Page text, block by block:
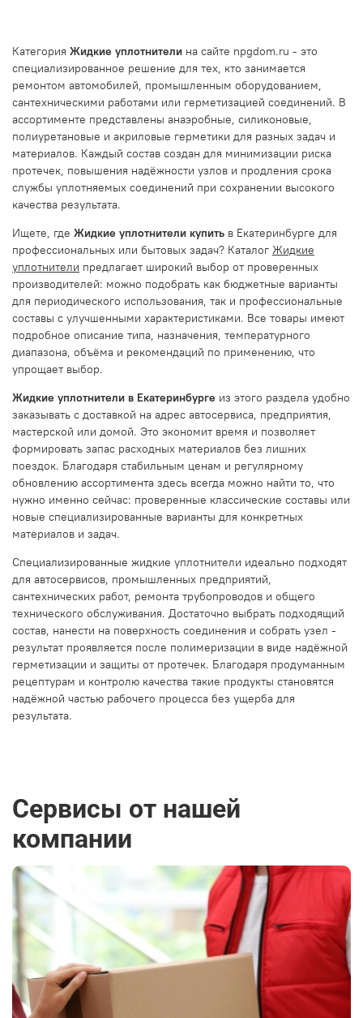
Категория Жидкие уплотнители на сайте npgdom.ru - это
специализированное решение для тех, кто занимается
ремонтом автомобилей, промышленным оборудованием,
сантехническими работами или герметизацией соединений. В
ассортименте представлены анаэробные, силиконовые,
полиуретановые и акриловые герметики для разных задач и
материалов. Каждый состав создан для минимизации риска
протечек, повышения надёжности узлов и продления срока
службы уплотняемых соединений при сохранении высокого
качества результата.
Ищете, где Жидкие уплотнители купить в Екатеринбурге для
профессиональных или бытовых задач? Каталог Жидкие
уплотнители предлагает широкий выбор от проверенных
производителей: можно подобрать как бюджетные варианты
для периодического использования, так и профессиональные
составы с улучшенными характеристиками. Все товары имеют
подробное описание типа, назначения, температурного
диапазона, объёма и рекомендаций по применению, что
упрощает выбор.
Жидкие уплотнители в Екатеринбурге из этого раздела удобно
заказывать с доставкой на адрес автосервиса, предприятия,
мастерской или домой. Это экономит время и позволяет
формировать запас расходных материалов без лишних
поездок. Благодаря стабильным ценам и регулярному
обновлению ассортимента здесь всегда можно найти то, что
нужно именно сейчас: проверенные классические составы или
новые специализированные варианты для конкретных
материалов и задач.
Специализированные жидкие уплотнители идеально подходят
для автосервисов, промышленных предприятий,
сантехнических работ, ремонта трубопроводов и общего
технического обслуживания. Достаточно выбрать подходящий
состав, нанести на поверхность соединения и собрать узел -
результат проявляется после полимеризации в виде надёжной
герметизации и защиты от протечек. Благодаря продуманным
рецептурам и контролю качества такие продукты становятся
надёжной частью рабочего процесса без ущерба для
результата.
Сервисы от нашей
компании